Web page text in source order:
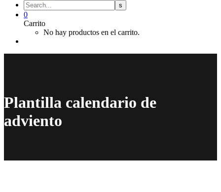
0
Carrito
No hay productos en el carrito.
Plantilla calendario de
adviento